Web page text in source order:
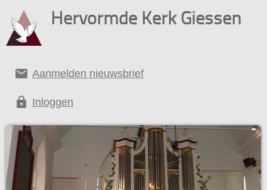
Hervormde Kerk Giessen
email Aanmelden nieuwsbrief
lock Inloggen